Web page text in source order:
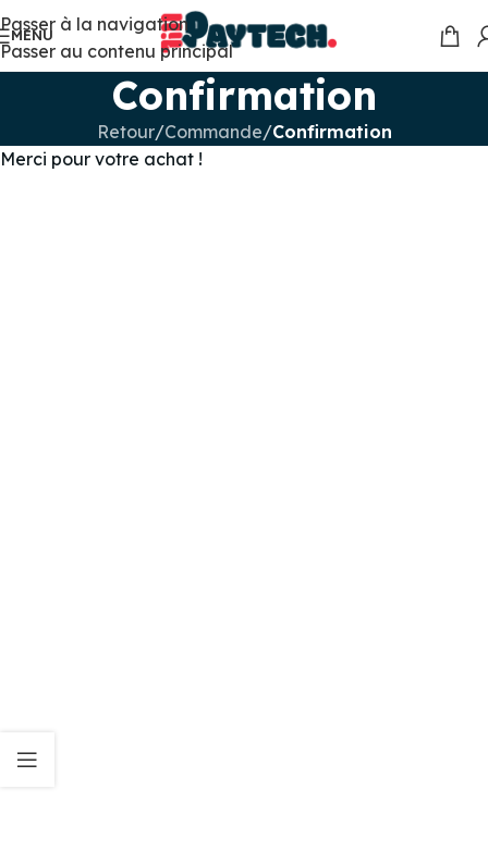
Passer à la navigation
Passer au contenu principal
MENU
Confirmation
Retour/Commande/Confirmation
Merci pour votre achat !